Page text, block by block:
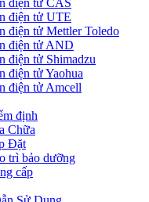
điện tử CAS
điện tử UTE
điện tử Mettler Toledo
điện tử AND
điện tử Shimadzu
điện tử Yaohua
điện tử Amcell
định
Chữa
Đặt
trì bảo dưỡng
cấp